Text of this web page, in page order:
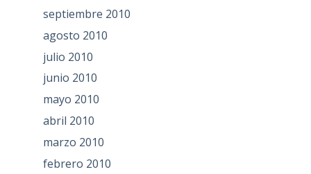
septiembre 2010
agosto 2010
julio 2010
junio 2010
mayo 2010
abril 2010
marzo 2010
febrero 2010